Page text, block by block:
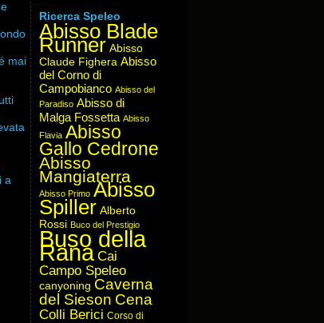
mai
a
Ricerca Speleo
Abisso Blade
Runner Abisso
Claude Fighera Abisso
del Corno di
Campobianco Abisso del
Paradiso Abisso di
Malga Fossetta Abisso
Flavia Abisso
Gallo Cedrone
Abisso
Mangiaterra
Abisso Primo Abisso
Spiller Alberto
Rossi Buco del Prestigio
Buso della
Rana Cai
Campo Speleo
canyoning Caverna
del Sieson Cena
Colli Berici Corso di